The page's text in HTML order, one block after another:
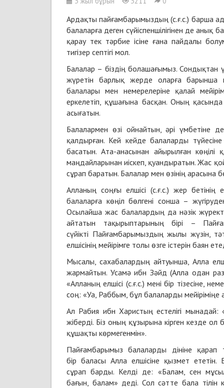
Ардақты пайғамбарымыздың (с.ғ.с.) барша
балаларға деген сүйіспеншілігінен де
қарау тек тәрбие ісіне ғана пайдалы
тигізер септігі мол.
Балалар – біздің болашағымыз.
жүретін барлық жерде оларға барынша
балалары мен немерелеріне қалай
еркелетіп, құшағына басқан. Оның
асығатын.
Балалармен өзі ойнайтын, әрі
қалдырған. Кей кейде балаларды
басатын. Ата-анасынан айырылған
маңдайларынан иіскеп, қуандыратын. Жас
сұрап баратын. Балалар мен өзінің арасына
Алланың соңғы елшісі (с.ғ.с.) жер
балаларға көңіл бөлгені сонша –
Осылайша жас балалардың да нәзік
айтатын тақырыптарының бірі –
сүйікті Пайғамбарымыздың жылы жүзін,
елшісінің мейірімге толы өзге істерін баян
Мысалы, сахабалардың айтуынша, Алла
жармайтын. Усамә ибн Зәйд (Алла одан
«Алланың елшісі (с.ғ.с.) мені бір тізесіне,
соң: «Уа, Раббым, бұл балаларды
Ал Рабия ибн Харистың естелігі
жіберді. Біз оның құзырына кірген кезде
құшақты көрмегенмін».
Пайғамбарымыз балаларды дініне
бір баласы Алла елшісіне қызмет
сұрап барды. Келді де: «Балам, сен
бағын, балам» деді. Сол сәтте бала